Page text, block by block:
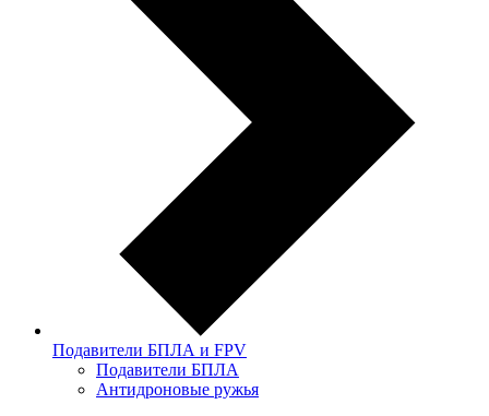
Подавители БПЛА и FPV
Подавители БПЛА
Антидроновые ружья